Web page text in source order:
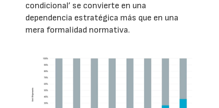
condicional’ se convierte en una
dependencia estratégica más que en una
mera formalidad normativa.